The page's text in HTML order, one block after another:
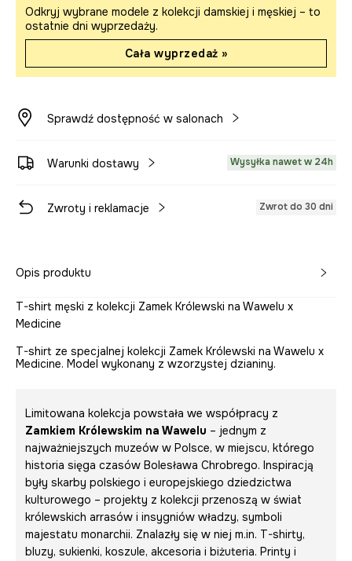
Odkryj wybrane modele z kolekcji damskiej i męskiej – to
ostatnie dni wyprzedaży.
Cała wyprzedaż »
Sprawdź dostępność w salonach
Warunki dostawy Wysyłka nawet w 24h
Zwroty i reklamacje Zwrot do 30 dni
Opis produktu
T-shirt męski z kolekcji Zamek Królewski na Wawelu x
Medicine
T-shirt ze specjalnej kolekcji Zamek Królewski na Wawelu x
Medicine. Model wykonany z wzorzystej dzianiny.
Limitowana kolekcja powstała we współpracy z
Zamkiem Królewskim na Wawelu – jednym z
najważniejszych muzeów w Polsce, w miejscu, którego
historia sięga czasów Bolesława Chrobrego. Inspiracją
były skarby polskiego i europejskiego dziedzictwa
kulturowego – projekty z kolekcji przenoszą w świat
królewskich arrasów i insygniów władzy, symboli
majestatu monarchii. Znalazły się w niej m.in. T-shirty,
bluzy, sukienki, koszule, akcesoria i biżuteria. Printy i